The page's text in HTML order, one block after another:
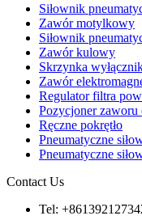
Siłownik
Zawór motylkowy
Siłownik
Zawór kulowy
Skrzynka
Zawór
Regulator filtra
Pozycjoner zaworu
Ręczne pokrętło
Pneumatyczne
Pneumatyczne
Contact Us
Tel: